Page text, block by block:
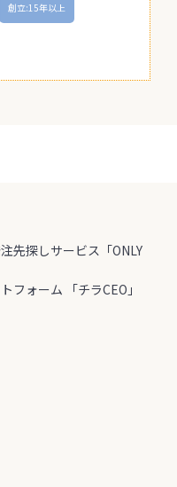
創立:15年以上
先探しサービス「ONLY
フォーム 「チラCEO」